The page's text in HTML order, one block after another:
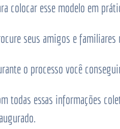
colocar esse modelo em
seus amigos e
o processo você
todas essas informações